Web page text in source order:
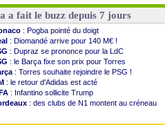
a fait le buzz depuis 7 jours
: Pogba pointé du doigt
: Diomandé arrive pour 140 M€ !
: Dupraz se prononce pour la LdC
: le Barça fixe son prix pour Torres
: Torres souhaite rejoindre le PSG !
: le retour d'Adidas est acté
: Infantino sollicite Trump
: des clubs de N1 montent au créneau